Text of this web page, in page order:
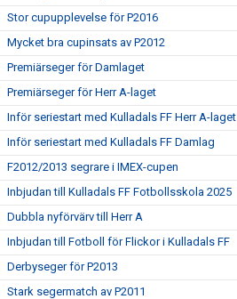
Stor cupupplevelse för P2016
Mycket bra cupinsats av P2012
Premiärseger för Damlaget
Premiärseger för Herr A-laget
Inför seriestart med Kulladals FF Herr A-laget
Inför seriestart med Kulladals FF Damlag
F2012/2013 segrare i IMEX-cupen
Inbjudan till Kulladals FF Fotbollsskola 2025
Dubbla nyförvärv till Herr A
Inbjudan till Fotboll för Flickor i Kulladals FF
Derbyseger för P2013
Stark segermatch av P2011